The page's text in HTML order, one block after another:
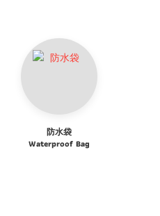
防水袋
Waterproof Bag